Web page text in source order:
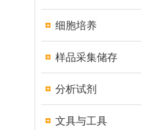
细胞培养
样品采集储存
分析试剂
文具与工具